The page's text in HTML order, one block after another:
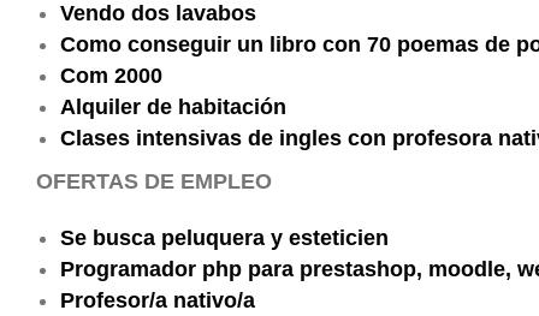
Vendo dos lavabos
Como conseguir un libro con 70 poemas de
Com 2000
Alquiler de habitación
Clases intensivas de ingles con profesora
OFERTAS DE EMPLEO
Se busca peluquera y esteticien
Programador php para prestashop, moodle,
Profesor/a nativo/a